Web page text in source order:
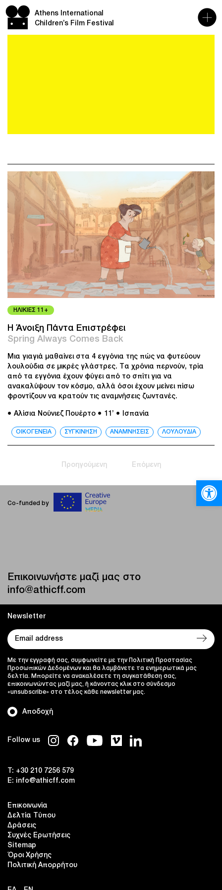
Athens International
Children’s Film Festival
ΗΛΙΚΙΕΣ 11+
Η Άνοιξη Πάντα Επιστρέφει
Spring Always Comes Back
Μια γιαγιά μαθαίνει στα 4 εγγόνια της πώς να φυτεύουν
λουλούδια σε μικρές γλάστρες. Τα χρόνια περνούν, τρία
από τα εγγόνια έχουν φύγει από το σπίτι για να
ανακαλύψουν τον κόσμο, αλλά όσοι έχουν μείνει πίσω
φροντίζουν να κρατούν τις αναμνήσεις ζωντανές.
● Αλίσια Νούνιεζ Πουέρτο ● 11’ ● Ισπανία
ΟΙΚΟΓΕΝΕΙΑ ΣΥΓΚΙΝΗΣΗ ΑΝΑΜΝΗΣΕΙΣ ΛΟΥΛΟΥΔΙΑ
Προηγούμενη Επόμενη
Co-funded by
Επικοινωνήστε μαζί μας στο
info@athicff.com
Follow us
T: +30 210 7256 579
E:
info@athicff.com
Επικοινωνία
Δελτία Τύπου
Δράσεις
Συχνές Ερωτήσεις
Sitemap
Όροι Χρήσης
Πολιτική Απορρήτου
Newsletter
Αποδοχή
Με την εγγραφή σας, συμφωνείτε με την Πολιτική Προστασίας
Προσωπικών Δεδομένων και θα λαμβάνετε τα ενημερωτικά μας
δελτία. Μπορείτε να ανακαλέσετε τη συγκατάθεση σας,
επικοινωνώντας μαζί μας, ή κάνοντας κλικ στο σύνδεσμο
«unsubscribe» στο τέλος κάθε newsletter μας.